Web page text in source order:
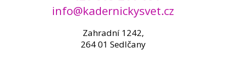
info@kadernickysvet.cz
Zahradní 1242,
264 01 Sedlčany